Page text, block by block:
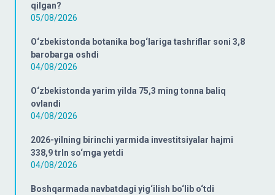
qilgan?
05/08/2026
O‘zbekistonda botanika bog‘lariga tashriflar soni 3,8
barobarga oshdi
04/08/2026
O‘zbekistonda yarim yilda 75,3 ming tonna baliq
ovlandi
04/08/2026
2026-yilning birinchi yarmida investitsiyalar hajmi
338,9 trln so‘mga yetdi
04/08/2026
Boshqarmada navbatdagi yig‘ilish bo‘lib o‘tdi